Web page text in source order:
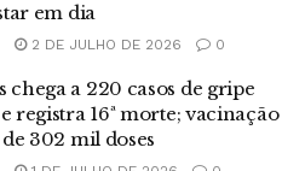
em dia
2 DE JULHO DE 2026 0
chega a 220 casos de gripe
registra 16ª morte; vacinação
302 mil doses